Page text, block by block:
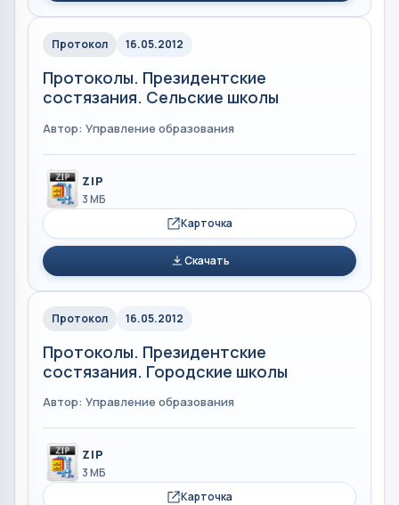
Протокол 16.05.2012
Протоколы. Президентские
состязания. Сельские школы
Автор: Управление образования
ZIP
3 МБ
Карточка
Скачать
Протокол 16.05.2012
Протоколы. Президентские
состязания. Городские школы
Автор: Управление образования
ZIP
3 МБ
Карточка